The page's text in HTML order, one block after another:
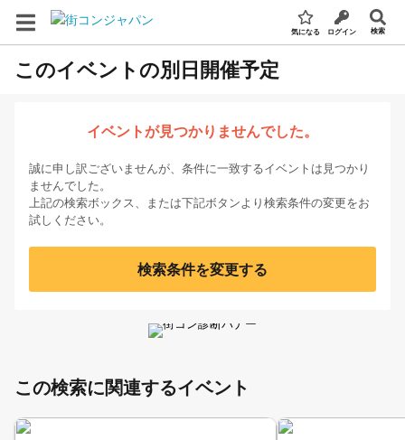
気になる ログイン 検索
このイベントの別日開催予定
イベントが見つかりませんでした。
誠に申し訳ございませんが、条件に一致するイベントは見つかり
ませんでした。
上記の検索ボックス、または下記ボタンより検索条件の変更をお
試しください。
検索条件を変更する
この検索に関連するイベント